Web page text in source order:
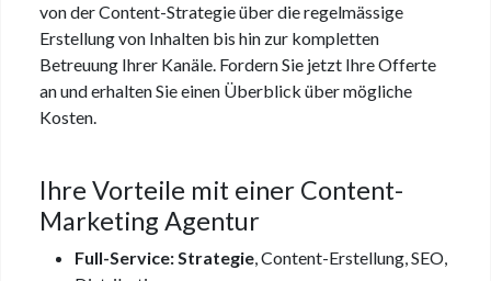
von der Content-Strategie über die regelmässige
Erstellung von Inhalten bis hin zur kompletten
Betreuung Ihrer Kanäle. Fordern Sie jetzt Ihre Offerte
an und erhalten Sie einen Überblick über mögliche
Kosten.
Ihre Vorteile mit einer Content-
Marketing Agentur
Full-Service: Strategie, Content-Erstellung, SEO,